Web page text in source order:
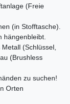
(Freie
(in Stofftasche).
hängenbleibt.
(Schlüssel,
(Brushless
zu suchen!
Orten